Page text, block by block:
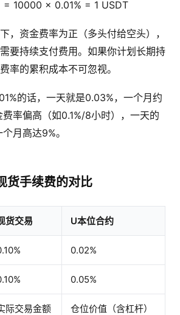
= 10000 × 0.01% = 1 USDT
，资金费率为正（多头付给空头），
要持续支付费用。如果你计划长期持
率的累积成本不可忽视。
的话，一天就是0.03%，一个月约
率偏高（如0.1%/8小时），一天的
月高达9%。
货手续费的对比
货交易 U本位合约
0.02%
0.05%
际交易金额 仓位价值（含杠杆）